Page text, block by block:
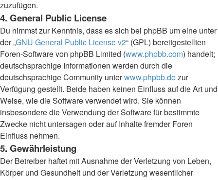
zuzufügen.
4. General Public License
Du nimmst zur Kenntnis, dass es sich bei phpBB um eine unter
der „GNU General Public License v2“ (GPL) bereitgestellten
Foren-Software von phpBB Limited (www.phpbb.com) handelt;
deutschsprachige Informationen werden durch die
deutschsprachige Community unterwww.phpbb.dezur
Verfügung gestellt. Beide haben keinen Einfluss auf die Art und
Weise, wie die Software verwendet wird. Sie können
insbesondere die Verwendung der Software für bestimmte
Zwecke nicht untersagen oder auf Inhalte fremder Foren
Einfluss nehmen.
5. Gewährleistung
Der Betreiber haftet mit Ausnahme der Verletzung von Leben,
Körper und Gesundheit und der Verletzung wesentlicher